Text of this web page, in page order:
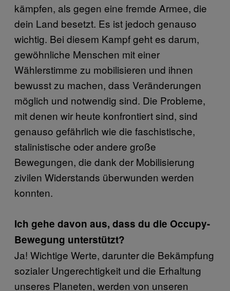
kämpfen, als gegen eine fremde Armee, die
dein Land besetzt. Es ist jedoch genauso
wichtig. Bei diesem Kampf geht es darum,
gewöhnliche Menschen mit einer
Wählerstimme zu mobilisieren und ihnen
bewusst zu machen, dass Veränderungen
möglich und notwendig sind. Die Probleme,
mit denen wir heute konfrontiert sind, sind
genauso gefährlich wie die faschistische,
stalinistische oder andere große
Bewegungen, die dank der Mobilisierung
zivilen Widerstands überwunden werden
konnten.
Ich gehe davon aus, dass du die Occupy-
Bewegung unterstützt?
Ja! Wichtige Werte, darunter die Bekämpfung
sozialer Ungerechtigkeit und die Erhaltung
unseres Planeten, werden von unseren